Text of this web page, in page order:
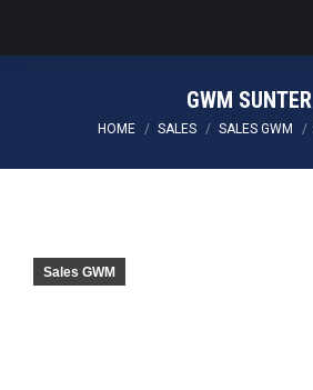
GWM SUNTER
You are here:
HOME SALES SALES GWM
Sales GWM